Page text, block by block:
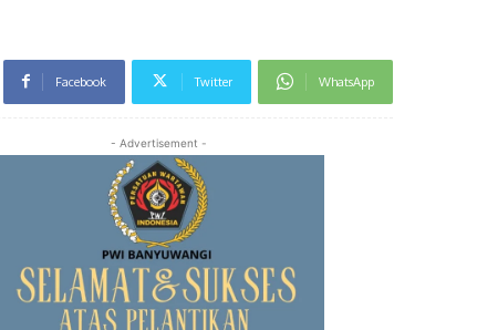
Facebook Twitter WhatsApp
- Advertisement -